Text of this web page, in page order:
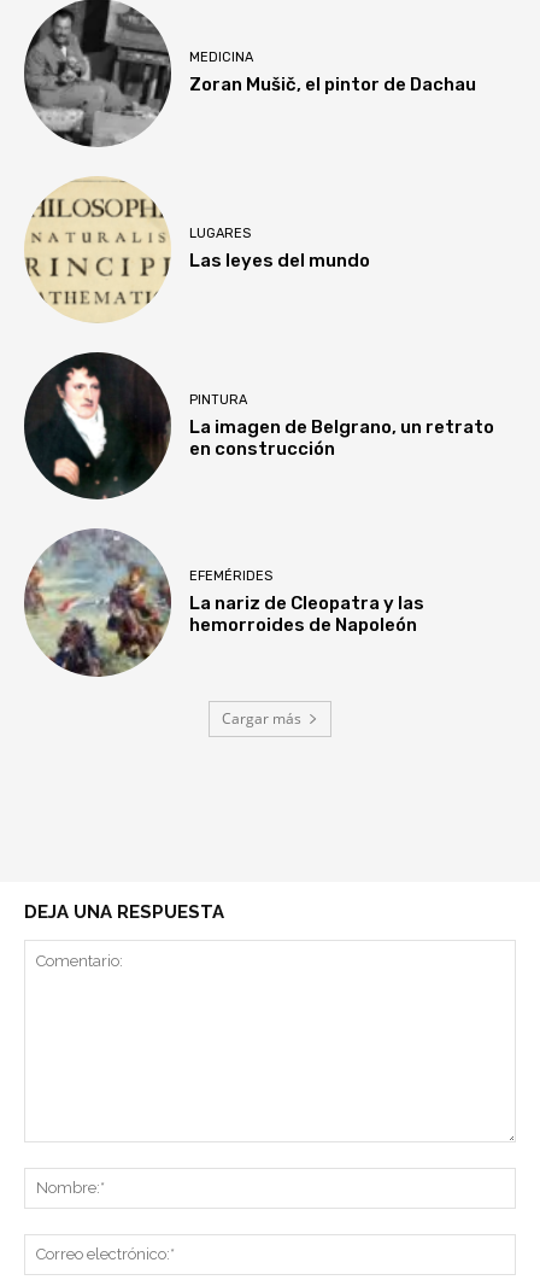
MEDICINA
Zoran Mušič, el pintor de Dachau
LUGARES
Las leyes del mundo
PINTURA
La imagen de Belgrano, un retrato
en construcción
EFEMÉRIDES
La nariz de Cleopatra y las
hemorroides de Napoleón
Cargar más
DEJA UNA RESPUESTA